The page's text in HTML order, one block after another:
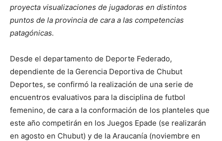
proyecta visualizaciones de jugadoras en distintos
puntos de la provincia de cara a las competencias
patagónicas.
Desde el departamento de Deporte Federado,
dependiente de la Gerencia Deportiva de Chubut
Deportes, se confirmó la realización de una serie de
encuentros evaluativos para la disciplina de futbol
femenino, de cara a la conformación de los planteles que
este año competirán en los Juegos Epade (se realizarán
en agosto en Chubut) y de la Araucanía (noviembre en